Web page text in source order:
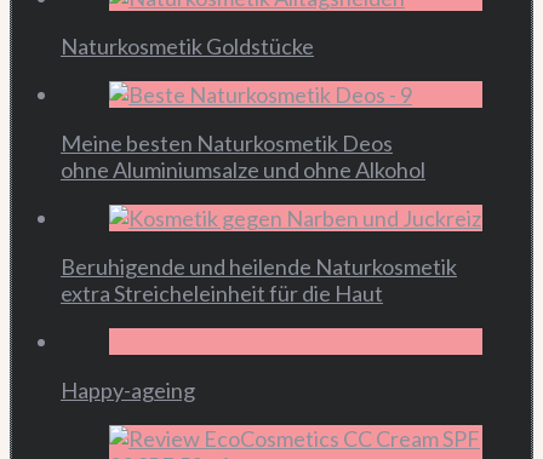
Naturkosmetik Goldstücke
Meine besten Naturkosmetik Deos
ohne Aluminiumsalze und ohne Alkohol
Beruhigende und heilende Naturkosmetik
extra Streicheleinheit für die Haut
Happy-ageing